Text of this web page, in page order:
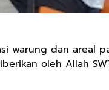
warung dan areal
oleh Allah